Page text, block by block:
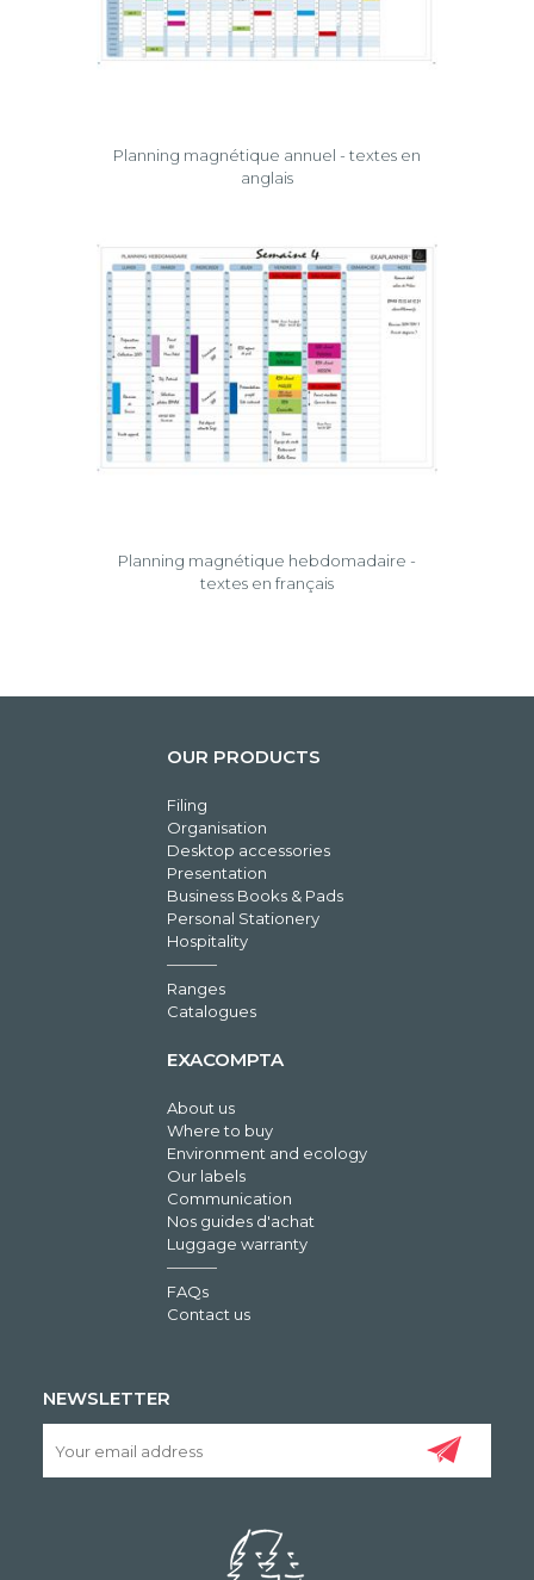
Planning magnétique annuel - textes en
anglais
Planning magnétique hebdomadaire -
textes en français
OUR PRODUCTS
Filing
Organisation
Desktop accessories
Presentation
Business Books & Pads
Personal Stationery
Hospitality
Ranges
Catalogues
EXACOMPTA
About us
Where to buy
Environment and ecology
Our labels
Communication
Nos guides d'achat
Luggage warranty
FAQs
Contact us
NEWSLETTER